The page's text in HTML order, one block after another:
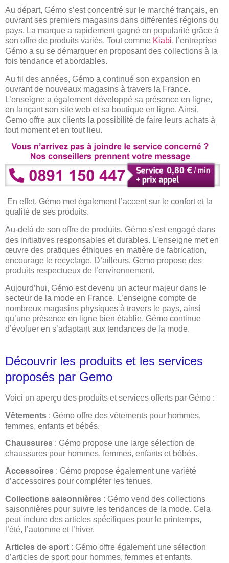
Au départ, Gémo s’est concentré sur le marché français, en
ouvrant ses premiers magasins dans différentes régions du
pays. La marque a rapidement gagné en popularité grâce à
son offre de produits variés. Tout comme Kiabi, l’entreprise
Gémo a su se démarquer en proposant des collections à la
fois tendance et abordables.
Au fil des années, Gémo a continué son expansion en
ouvrant de nouveaux magasins à travers la France.
L’enseigne a également développé sa présence en ligne,
en lançant son site web et sa boutique en ligne. Ainsi,
Gemo offre aux clients la possibilité de faire leurs achats à
tout moment et en tout lieu.
En effet, Gémo met également l’accent sur le confort et la
qualité de ses produits.
Au-delà de son offre de produits, Gémo s’est engagé dans
des initiatives responsables et durables. L’enseigne met en
œuvre des pratiques éthiques en matière de fabrication,
encourage le recyclage. D’ailleurs, Gemo propose des
produits respectueux de l’environnement.
Aujourd’hui, Gémo est devenu un acteur majeur dans le
secteur de la mode en France. L’enseigne compte de
nombreux magasins physiques à travers le pays, ainsi
qu’une présence en ligne bien établie. Gémo continue
d’évoluer en s’adaptant aux tendances de la mode.
Découvrir les produits et les services
proposés par Gemo
Voici un aperçu des produits et services offerts par Gémo :
Vêtements : Gémo offre des vêtements pour hommes,
femmes, enfants et bébés.
Chaussures : Gémo propose une large sélection de
chaussures pour hommes, femmes, enfants et bébés.
Accessoires : Gémo propose également une variété
d’accessoires pour compléter les tenues.
Collections saisonnières : Gémo vend des collections
saisonnières pour suivre les tendances de la mode. Cela
peut inclure des articles spécifiques pour le printemps,
l’été, l’automne et l’hiver.
Articles de sport : Gémo offre également une sélection
d’articles de sport pour hommes, femmes et enfants.